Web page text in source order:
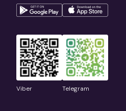
Viber Telegram